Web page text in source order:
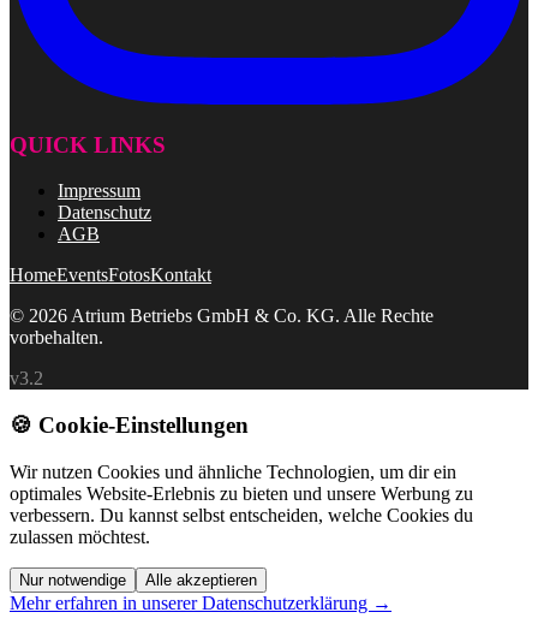
QUICK LINKS
Impressum
Datenschutz
AGB
HomeEventsFotosKontakt
© 2026 Atrium Betriebs GmbH & Co. KG. Alle Rechte
vorbehalten.
v3.2
🍪 Cookie-Einstellungen
Wir nutzen Cookies und ähnliche Technologien, um dir ein
optimales Website-Erlebnis zu bieten und unsere Werbung zu
verbessern. Du kannst selbst entscheiden, welche Cookies du
zulassen möchtest.
Nur notwendige Alle akzeptieren
Mehr erfahren in unserer Datenschutzerklärung →